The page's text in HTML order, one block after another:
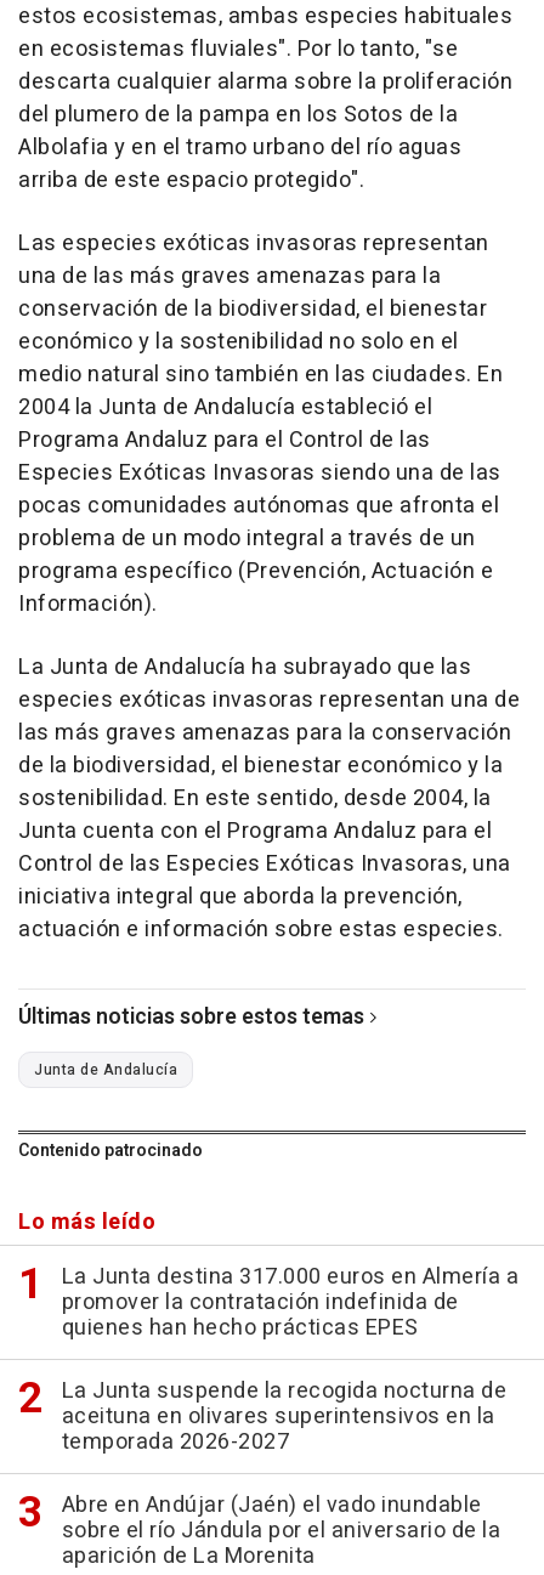
estos ecosistemas, ambas especies habituales
en ecosistemas fluviales". Por lo tanto, "se
descarta cualquier alarma sobre la proliferación
del plumero de la pampa en los Sotos de la
Albolafia y en el tramo urbano del río aguas
arriba de este espacio protegido".
Las especies exóticas invasoras representan
una de las más graves amenazas para la
conservación de la biodiversidad, el bienestar
económico y la sostenibilidad no solo en el
medio natural sino también en las ciudades. En
2004 la Junta de Andalucía estableció el
Programa Andaluz para el Control de las
Especies Exóticas Invasoras siendo una de las
pocas comunidades autónomas que afronta el
problema de un modo integral a través de un
programa específico (Prevención, Actuación e
Información).
La Junta de Andalucía ha subrayado que las
especies exóticas invasoras representan una de
las más graves amenazas para la conservación
de la biodiversidad, el bienestar económico y la
sostenibilidad. En este sentido, desde 2004, la
Junta cuenta con el Programa Andaluz para el
Control de las Especies Exóticas Invasoras, una
iniciativa integral que aborda la prevención,
actuación e información sobre estas especies.
Últimas noticias sobre estos temas
Junta de Andalucía
Contenido patrocinado
Lo más leído
La Junta destina 317.000 euros en Almería a
promover la contratación indefinida de
quienes han hecho prácticas EPES
La Junta suspende la recogida nocturna de
aceituna en olivares superintensivos en la
temporada 2026-2027
Abre en Andújar (Jaén) el vado inundable
sobre el río Jándula por el aniversario de la
aparición de La Morenita